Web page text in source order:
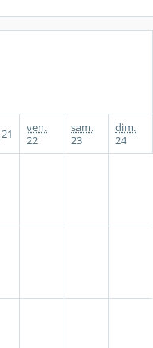
21
ven.
22
sam.
23
dim.
24